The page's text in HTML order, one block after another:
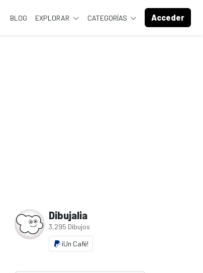
BLOG EXPLORAR CATEGORÍAS Acceder
Dibujalia
3,295 Dibujos
¡Un Café!